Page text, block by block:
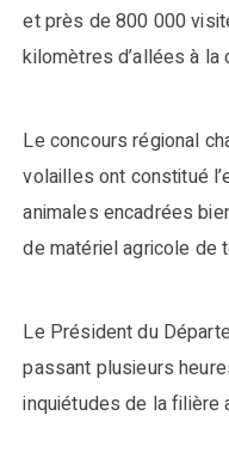
et près de 800 000
kilomètres d’allées à
Le concours régional
volailles ont constitué
animales encadrées
de matériel agricole de
Le Président du
passant plusieurs
inquiétudes de la filière